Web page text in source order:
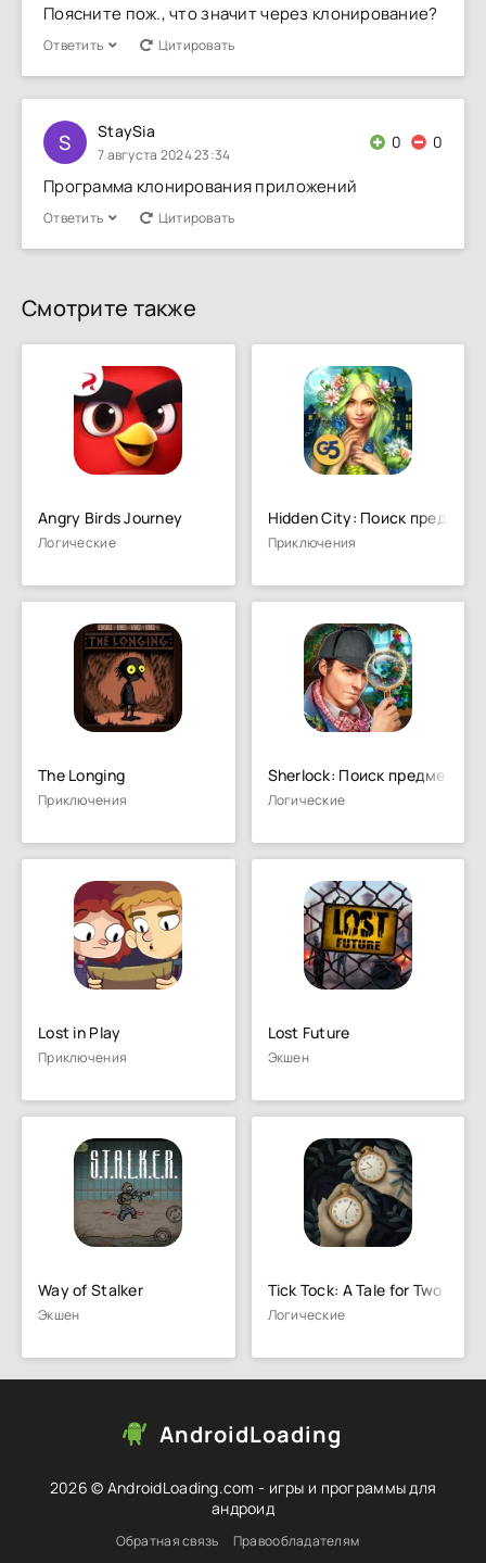
Поясните пож., что значит через клонирование?
Ответить Цитировать
S StaySia
7 августа 2024 23:34
0 0
Программа клонирования приложений
Ответить Цитировать
Смотрите также
Angry Birds Journey
Логические
Hidden City: Поиск
Приключения
The Longing
Приключения
Sherlock: Поиск предметов
Логические
Lost in Play
Приключения
Lost Future
Экшен
Way of Stalker
Экшен
Tick Tock: A Tale for Two
Логические
AndroidLoading
2026 © AndroidLoading.com - игры и программы для
андроид
Обратная связь Правообладателям